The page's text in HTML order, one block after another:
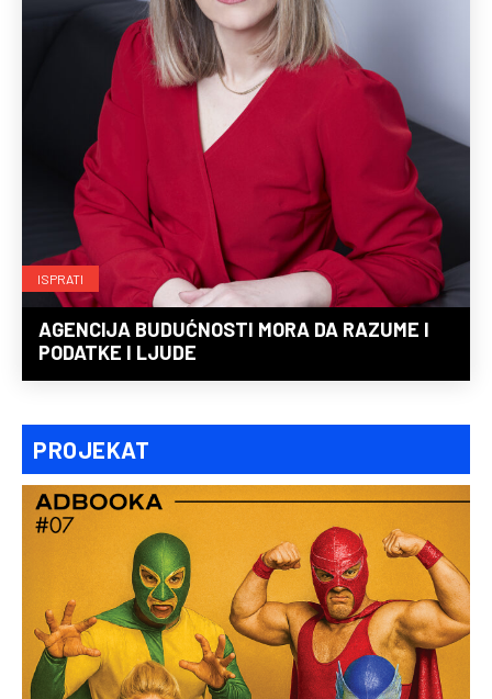
ISPRATI
AGENCIJA BUDUĆNOSTI MORA DA RAZUME I
PODATKE I LJUDE
PROJEKAT